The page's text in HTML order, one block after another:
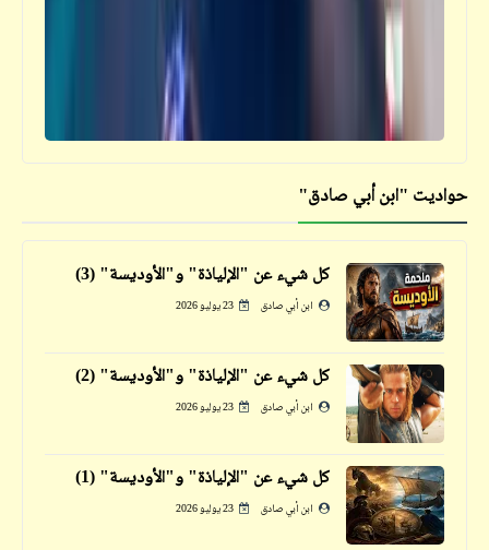
فيدراديو
تاريخ رومانسيات السينما المصرية .. +18
فيدراديو
فيديو حملة جمع التبرعات لصالح أطفال أفريقيا
الفقراء
فيدراديو
وجهة نظر مختلفة ربما تسمعها لأوّل مرة في
سبب عزل الرئيس السابق محمد مرسي وانقلاب
الناس على الإخوان وسياساتهم
حواديت "ابن أبي صادق"
كل شيء عن "الإلياذة" و"الأوديسة" (3)
ابن أبي صادق 23 يوليو 2026
كل شيء عن "الإلياذة" و"الأوديسة" (2)
ابن أبي صادق 23 يوليو 2026
كل شيء عن "الإلياذة" و"الأوديسة" (1)
ابن أبي صادق 23 يوليو 2026